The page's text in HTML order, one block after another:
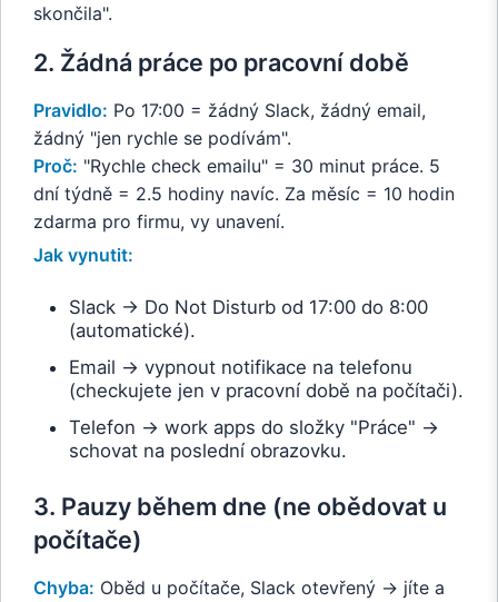
skončila".
2. Žádná práce po pracovní době
Pravidlo: Po 17:00 = žádný Slack, žádný email,
žádný "jen rychle se podívám".
Proč: "Rychle check emailu" = 30 minut práce. 5
dní týdně = 2.5 hodiny navíc. Za měsíc = 10 hodin
zdarma pro firmu, vy unavení.
Jak vynutit:
Slack → Do Not Disturb od 17:00 do 8:00
(automatické).
Email → vypnout notifikace na telefonu
(checkujete jen v pracovní době na počítači).
Telefon → work apps do složky "Práce" →
schovat na poslední obrazovku.
3. Pauzy během dne (ne obědovat u
počítače)
Chyba: Oběd u počítače, Slack otevřený → jíte a